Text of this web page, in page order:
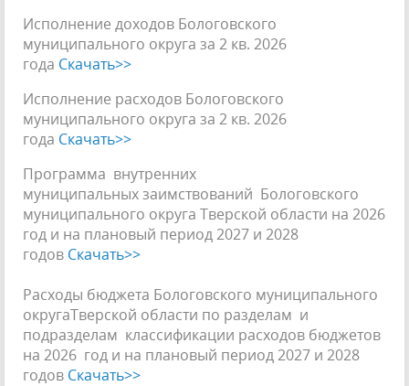
Исполнение доходов Бологовского
муниципального округа за 2 кв. 2026
года Скачать>>
Исполнение расходов Бологовского
муниципального округа за 2 кв. 2026
года Скачать>>
Программа внутренних
муниципальных заимствований Бологовского
муниципального округа Тверской области на 2026
год и на плановый период 2027 и 2028
годов Скачать>>
Расходы бюджета Бологовского муниципального
округаТверской области по разделам и
подразделам классификации расходов бюджетов
на 2026 год и на плановый период 2027 и 2028
годов Скачать>>